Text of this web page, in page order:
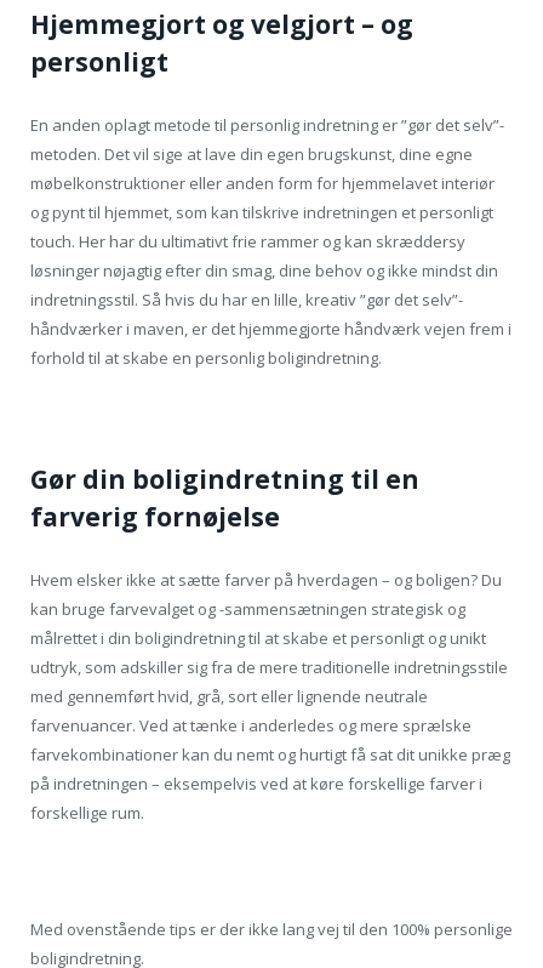
Hjemmegjort og velgjort – og
personligt
En anden oplagt metode til personlig indretning er ”gør det selv”-
metoden. Det vil sige at lave din egen brugskunst, dine egne
møbelkonstruktioner eller anden form for hjemmelavet interiør
og pynt til hjemmet, som kan tilskrive indretningen et personligt
touch. Her har du ultimativt frie rammer og kan skræddersy
løsninger nøjagtig efter din smag, dine behov og ikke mindst din
indretningsstil. Så hvis du har en lille, kreativ ”gør det selv”-
håndværker i maven, er det hjemmegjorte håndværk vejen frem i
forhold til at skabe en personlig boligindretning.
Gør din boligindretning til en
farverig fornøjelse
Hvem elsker ikke at sætte farver på hverdagen – og boligen? Du
kan bruge farvevalget og -sammensætningen strategisk og
målrettet i din boligindretning til at skabe et personligt og unikt
udtryk, som adskiller sig fra de mere traditionelle indretningsstile
med gennemført hvid, grå, sort eller lignende neutrale
farvenuancer. Ved at tænke i anderledes og mere sprælske
farvekombinationer kan du nemt og hurtigt få sat dit unikke præg
på indretningen – eksempelvis ved at køre forskellige farver i
forskellige rum.
Med ovenstående tips er der ikke lang vej til den 100% personlige
boligindretning.